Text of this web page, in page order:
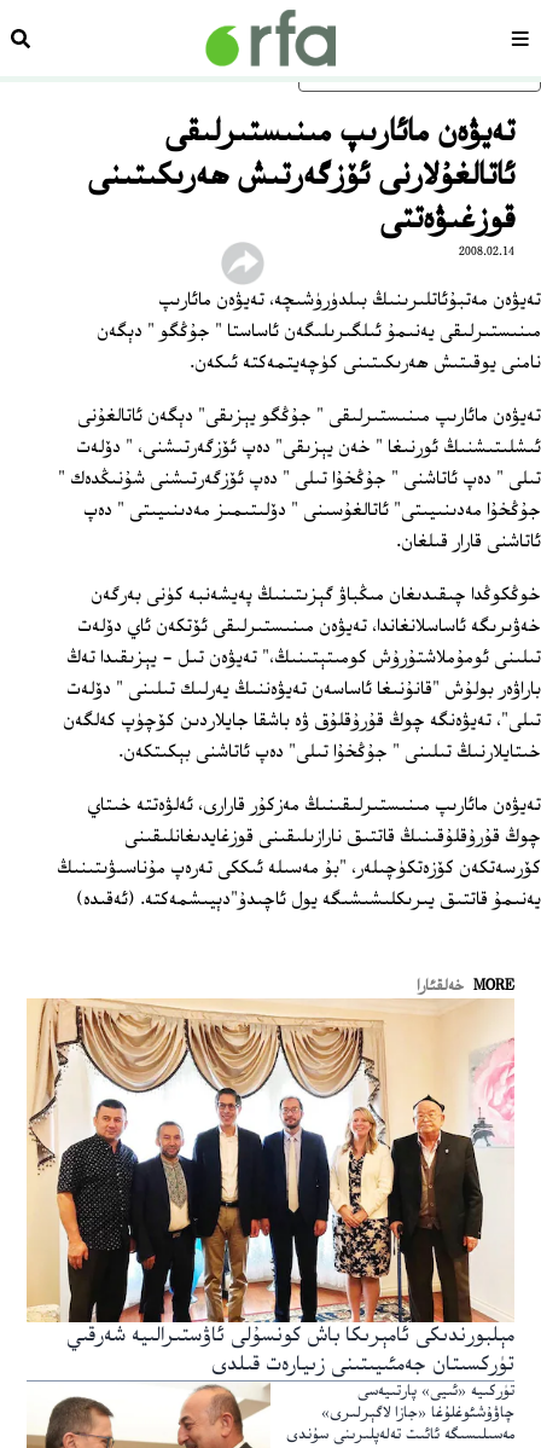
ئاساسلىق مەزمۇنغا ئاتلاڭسەھىپە
تەيۋەن مائارىپ مىنىستىرلىقى
ئاتالغۇلارنى ئۆزگەرتىش ھەرىكىتىنى
قوزغىۋەتتى
2008.02.14
تەيۋەن مەتبۇئاتلىرىنىڭ بىلدۈرۈشىچە، تەيۋەن مائارىپ
مىنىستىرلىقى يەنىمۇ ئىلگىرىلىگەن ئاساستا " جۇڭگو " دېگەن
نامنى يوقىتىش ھەرىكىتىنى كۈچەيتمەكتە ئىكەن.
تەيۋەن مائارىپ مىنىستىرلىقى " جۇڭگو يېزىقى" دېگەن ئاتالغۇنى
ئىشلىتىشنىڭ ئورنىغا " خەن يېزىقى" دەپ ئۆزگەرتىشنى، " دۆلەت
تىلى " دەپ ئاتاشنى " جۇڭخۇا تىلى " دەپ ئۆزگەرتىشنى شۇنىڭدەك "
جۇڭخۇا مەدىنىيىتى" ئاتالغۇسىنى " دۆلىتىمىز مەدىنىيىتى " دەپ
ئاتاشنى قارار قىلغان.
خوڭكوڭدا چىقىدىغان مىڭباۋ گېزىتىنىڭ پەيشەنبە كۈنى بەرگەن
خەۋىرىگە ئاساسلانغاندا، تەيۋەن مىنىستىرلىقى ئۆتكەن ئاي دۆلەت
تىلىنى ئومۇملاشتۇرۇش كومىتېتىنىڭ،" تەيۋەن تىل - يېزىقىدا تەڭ
باراۋەر بولۇش "قانۇنىغا ئاساسەن تەيۋەننىڭ يەرلىك تىلىنى " دۆلەت
تىلى"، تەيۋەنگە چوڭ قۇرۇقلۇق ۋە باشقا جايلاردىن كۆچۈپ كەلگەن
خىتايلارنىڭ تىلىنى " جۇڭخۇا تىلى" دەپ ئاتاشنى بېكىتكەن.
تەيۋەن مائارىپ مىنىستىرلىقىنىڭ مەزكۇر قارارى، ئەلۋەتتە خىتاي
چوڭ قۇرۇقلۇقىنىڭ قاتتىق نارازىلىقىنى قوزغايدىغانلىقىنى
كۆرسەتكەن كۆزەتكۈچىلەر، "بۇ مەسىلە ئىككى تەرەپ مۇناسىۋىتىنىڭ
يەنىمۇ قاتتىق يىرىكلىشىشىگە يول ئاچىدۇ"دېيىشمەكتە. (ئەقىدە)
MORE خەلقئارا
مېلبورندىكى ئامېرىكا باش كونسۇلى ئاۋستىرالىيە شەرقىي
تۈركسىتان جەمئىيىتىنى زىيارەت قىلدى
تۈركىيە «ئىيى» پارتىيەسى
چاۋۇشئوغلۇغا «جازا لاگېرلىرى»
مەسىلىسىگە ئائىت تەلەپلىرىنى سۇندى